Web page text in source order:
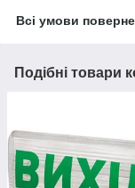
Всі умови
Подібні товари